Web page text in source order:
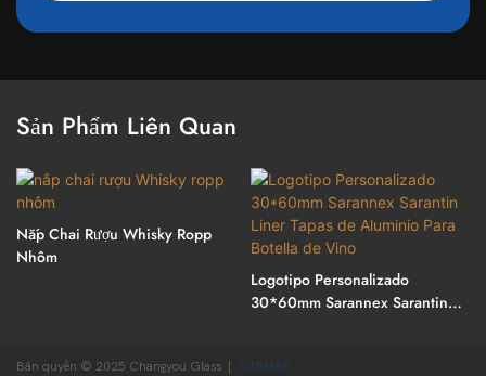
Sản Phẩm Liên Quan
Nắp Chai Rượu Whisky Ropp
Nhôm
Logotipo Personalizado
30*60mm Sarannex Sarantin
Bản quyền © 2025 Changyou Glass | SITEMAP